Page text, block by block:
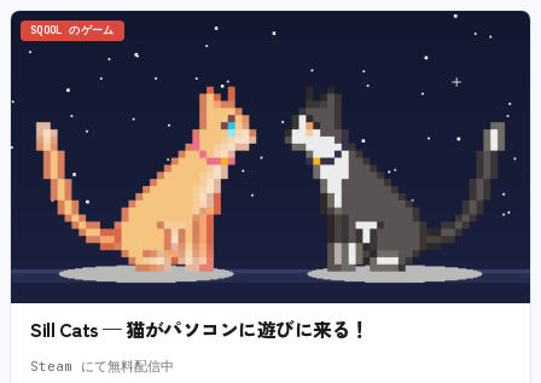
SQOOL のゲーム
Sill Cats — 猫がパソコンに遊びに来る！
Steam にて無料配信中